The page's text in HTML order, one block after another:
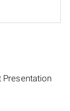
Presentation